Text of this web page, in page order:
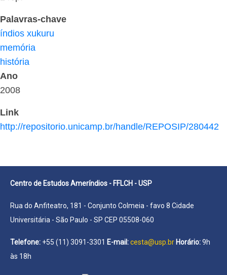
Palavras-chave
índios xukuru
memória
história
Ano
2008
Link
http://repositorio.unicamp.br/handle/REPOSIP/280442
Centro de Estudos Ameríndios - FFLCH - USP
Rua do Anfiteatro, 181 - Conjunto Colmeia - favo 8 Cidade
Universitária - São Paulo - SP CEP 05508-060
Telefone: +55 (11) 3091-3301 E-mail:cesta@usp.br Horário:9h
às 18h